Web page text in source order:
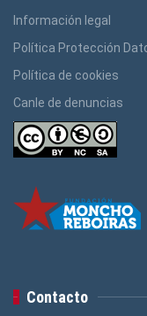
Información legal
Política Protección
Política de cookies
Canle de denuncias
Contacto